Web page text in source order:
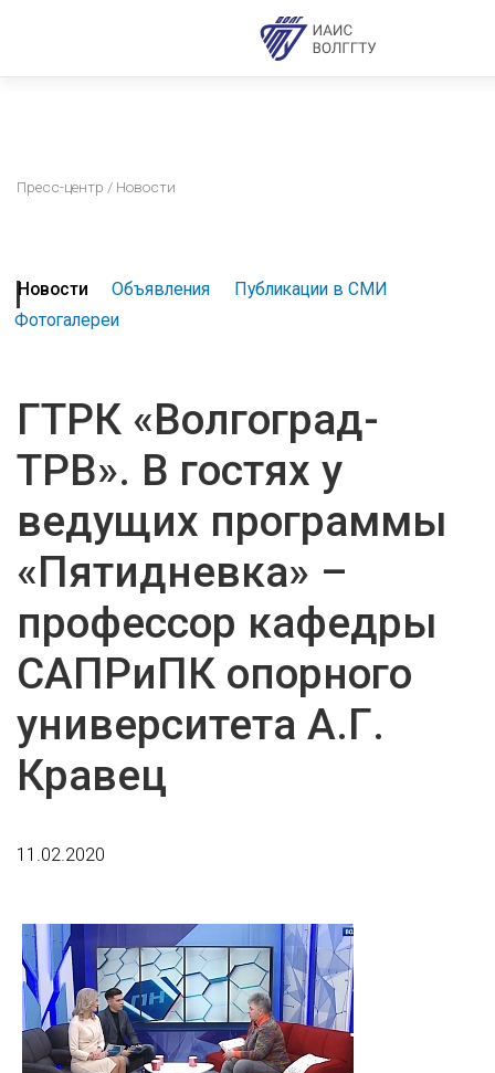
Пресс-центр / Новости
Новости Объявления
Публикации в СМИ
Фотогалереи
ГТРК «Волгоград-
ТРВ». В гостях у
ведущих программы
«Пятидневка» –
профессор кафедры
САПРиПК опорного
университета А.Г.
Кравец
11.02.2020